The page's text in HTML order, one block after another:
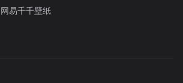
网易千千壁纸